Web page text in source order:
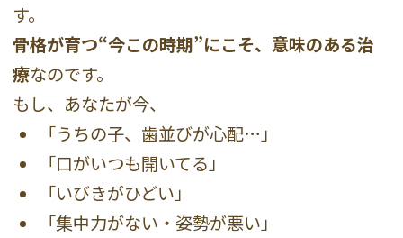
す。
骨格が育つ“今この時期”にこそ、意味のある治
療なのです。
もし、あなたが今、
「うちの子、歯並びが心配…」
「口がいつも開いてる」
「いびきがひどい」
「集中力がない・姿勢が悪い」